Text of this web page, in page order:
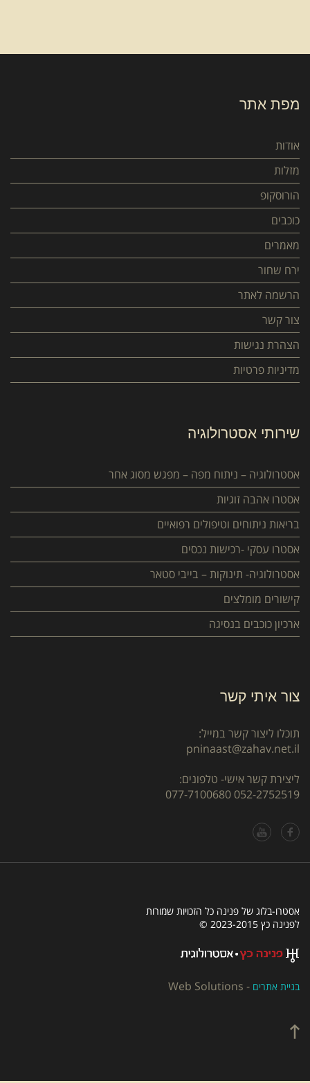
מפת אתר
אודות
מזלות
הורוסקופ
כוכבים
מאמרים
ירח שחור
הרשמה לאתר
צור קשר
הצהרת נגישות
מדיניות פרטיות
שירותי אסטרולוגיה
אסטרולוגיה – ניתוח מפה – מפגש מסוג אחר
אסטרו אהבה זוגיות
בריאות ניתוחים וטיפולים רפואיים
אסטרו עסקי -רכישות נכסים
אסטרולוגיה- תינוקות – בייבי סטאר
קישורים מומלצים
ארכיון כוכבים בנסיגה
צור איתי קשר
תוכלו ליצור קשר במייל:
pninaast@zahav.net.il
ליצירת קשר אישי- טלפונים:
052-2752519
077-7100680
אסטרו-בלוג של פנינה כל הזכויות שמורות
לפנינה כץ 2023-2015 ©
בניית אתרים -
Web Solutions